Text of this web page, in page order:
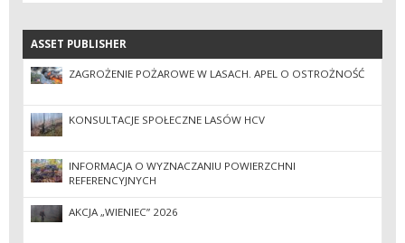
ASSET PUBLISHER
ASSET PUBLISHER
ZAGROŻENIE POŻAROWE W LASACH. APEL O OSTROŻNOŚĆ
KONSULTACJE SPOŁECZNE LASÓW HCV
INFORMACJA O WYZNACZANIU POWIERZCHNI
REFERENCYJNYCH
AKCJA „WIENIEC” 2026